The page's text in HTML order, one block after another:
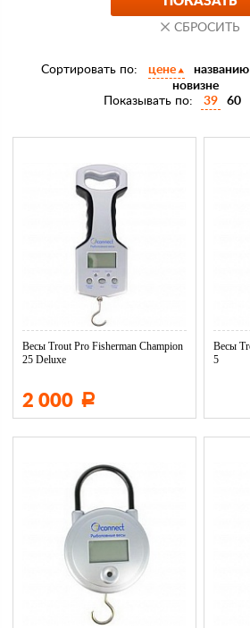
Сортировать по: цене названию
новизне
Показывать по:
39 60
Весы Trout Pro Fisherman Champion
25 Deluxe
2 000 Р
Весы
5